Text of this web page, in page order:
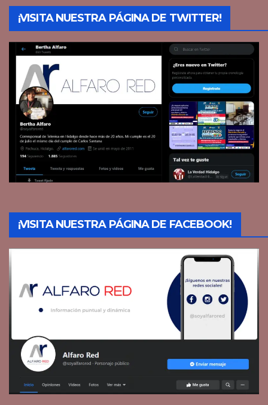
¡VISITA NUESTRA PÁGINA DE TWITTER!
¡VISITA NUESTRA PÁGINA DE FACEBOOK!